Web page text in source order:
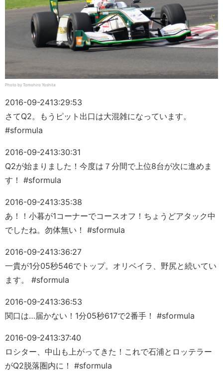
Photo by Tomohiro Yoshita
2016-09-2413:29:53
さてQ2。もうピット出口は大混雑になっています。
#sformula
2016-09-2413:30:31
Q2が始まりました！今度は７分間で上位8台が次に進めま
す！ #sformula
2016-09-2413:35:38
あ！！小暮が1コーナーでコースオフ！ちょうどアタック中
でしたね。勿体無い！ #sformula
2016-09-2413:36:27
一貴が1分05秒546でトップ。オリベイラ、野尻と続いてい
ます。 #sformula
2016-09-2413:36:53
関口は…届かない！1分05秒617で2番手！ #sformula
2016-09-2413:37:40
ロシター、中山も上がってきた！これで石浦とロッテラー
がQ2脱落圏内に！ #sformula